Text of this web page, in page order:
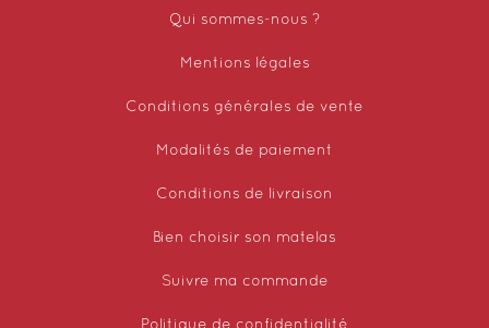
Qui sommes-nous ?
Mentions légales
Conditions générales de vente
Modalités de paiement
Conditions de livraison
Bien choisir son matelas
Suivre ma commande